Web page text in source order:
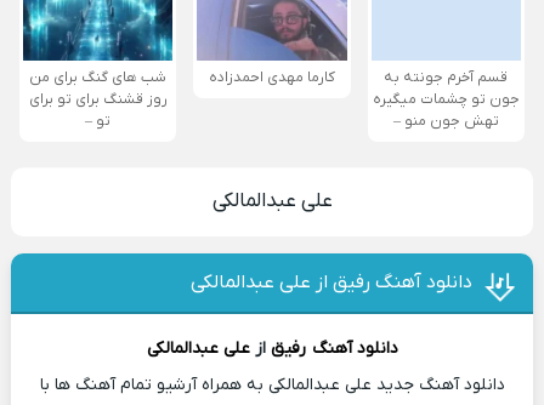
قسم آخرم جونته به
جون تو چشمات میگیره
تهش جون منو –
کارما مهدی احمدزاده
شب های گنگ برای من
روز قشنگ برای تو برای
تو –
علی عبدالمالکی
دانلود آهنگ رفیق از علی عبدالمالکی
دانلود آهنگ رفیق ازعلی عبدالمالکی
دانلود آهنگ جدید علی عبدالمالکی به همراه آرشیو تمام آهنگ ها با